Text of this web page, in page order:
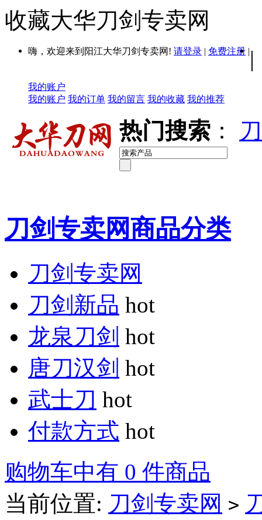
收藏大华刀剑专卖网
嗨，欢迎来到阳江大华刀剑专卖网! 请登录 | 免费注册 | |
我的账户
我的账户 我的订单 我的留言 我的收藏 我的推荐
热门搜索 ：
刀剑专卖网商品分类
刀剑专卖网
刀剑新品 hot
龙泉刀剑 hot
唐刀汉剑 hot
武士刀 hot
付款方式 hot
购物车中有 0 件商品
当前位置: 刀剑专卖网 >